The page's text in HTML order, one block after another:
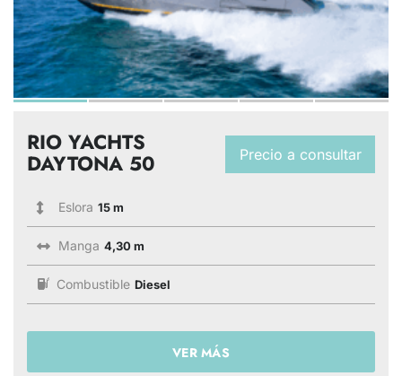
Precio a consultar
RIO YACHTS
DAYTONA 50
Eslora 15 m
Manga 4,30 m
Combustible Diesel
VER MÁS